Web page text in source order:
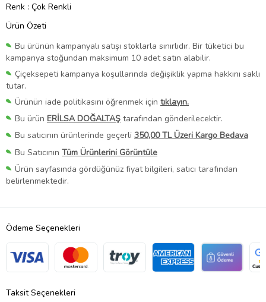
Renk : Çok Renkli
Ürün Özeti
Bu ürünün kampanyalı satışı stoklarla sınırlıdır. Bir tüketici bu
kampanya stoğundan maksimum 10 adet satın alabilir.
Çiçeksepeti kampanya koşullarında değişiklik yapma hakkını saklı
tutar.
Ürünün iade politikasını öğrenmek için tıklayın.
Bu ürün ERİLSA DOĞALTAŞ tarafından gönderilecektir.
Bu satıcının ürünlerinde geçerli 350,00 TL Üzeri Kargo Bedava
Bu Satıcının Tüm Ürünlerini Görüntüle
Ürün sayfasında gördüğünüz fiyat bilgileri, satıcı tarafından
belirlenmektedir.
Ödeme Seçenekleri
Taksit Seçenekleri